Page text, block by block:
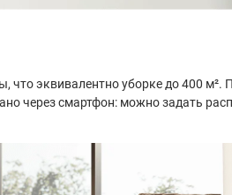
эквивалентно уборке до 400
через смартфон: можно задать